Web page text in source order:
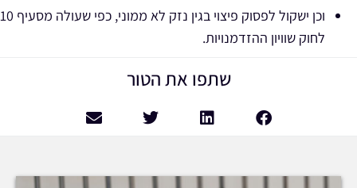
וכן ישקול לפסוק פיצוי בגין נזק לא ממוני, כפי שעולה מסעיף 10
לחוק שוויון ההזדמנויות.
שתפו את הטור